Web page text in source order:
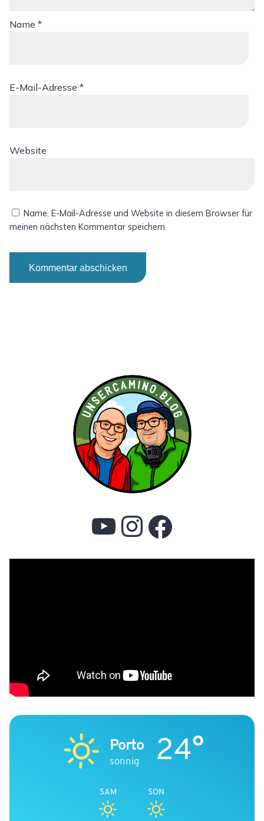
Name*
E-Mail-Adresse*
Website
Name, E-Mail-Adresse und Website in diesem Browser für
meinen nächsten Kommentar speichern.
YouTube
Instagram
Porto
sonnig 24°
SAM SON